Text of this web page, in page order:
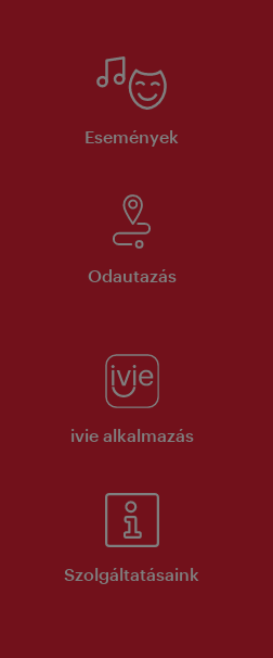
Események
Odautazás
ivie alkalmazás
Szolgáltatásaink